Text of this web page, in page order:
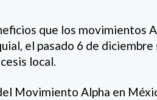
que los movimientos
el pasado 6 de
local.
Movimiento Alpha en